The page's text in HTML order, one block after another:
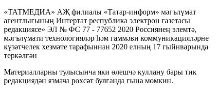
«ТАТМЕДИА» АҖ филиалы «Татар-информ» мәгълүмат
агентлыгының Интертат республика электрон газетасы
редакциясе» ЭЛ № ФС 77 - 77652 2020 Россиянең элемтә,
мәгълүмати технологияләр һәм гаммәви коммуникацияләрне
күзәтчелек хезмәте тарафыннан 2020 елның 17 гыйнварында
теркәлгән
Материалларны тулысынча яки өлешчә куллану бары тик
редакциядән язмача рөхсәт булганда гына мөмкин.